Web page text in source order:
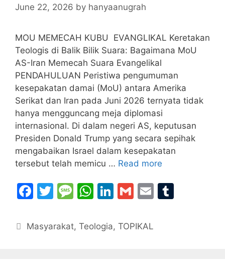
June 22, 2026 by hanyaanugrah
MOU MEMECAH KUBU EVANGLIKAL Keretakan
Teologis di Balik Bilik Suara: Bagaimana MoU
AS-Iran Memecah Suara Evangelikal
PENDAHULUAN Peristiwa pengumuman
kesepakatan damai (MoU) antara Amerika
Serikat dan Iran pada Juni 2026 ternyata tidak
hanya mengguncang meja diplomasi
internasional. Di dalam negeri AS, keputusan
Presiden Donald Trump yang secara sepihak
mengabaikan Israel dalam kesepakatan
tersebut telah memicu … Read more
F
c
T
itt
M
s
W
at
Li
k
G
ai
E
Categories
Masyarakat,Teologia,TOPIKAL